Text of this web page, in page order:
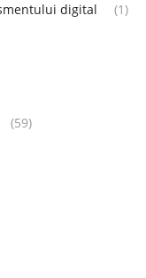
digital
(1)
(59)